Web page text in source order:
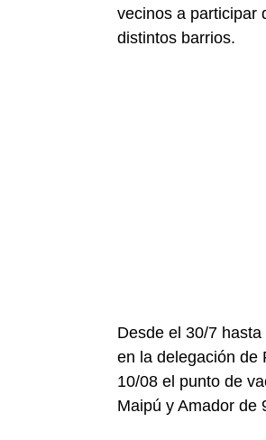
vecinos a participar
distintos barrios.
Desde el 30/7
en la delegación de
10/08 el punto de
Maipú y Amador de